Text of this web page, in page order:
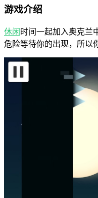
游戏介绍
休闲 时间一起加入奥克兰
危险等待你的出现，所以